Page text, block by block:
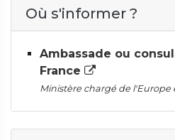
Où s'informer ?
Ambassade ou
France
Ministère chargé de l'Europe